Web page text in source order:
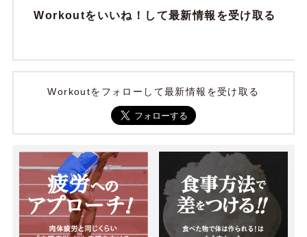
Workoutをいいね！して最新情報を受け取る
Workoutをフォローして最新情報を受け取る